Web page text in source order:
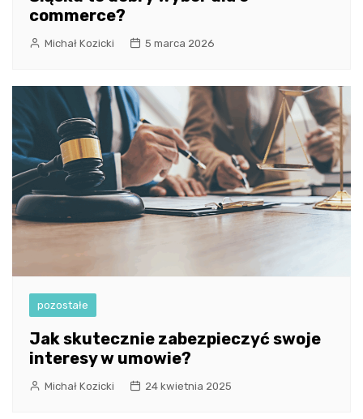
commerce?
Michał Kozicki 5 marca 2026
pozostałe
Jak skutecznie zabezpieczyć swoje
interesy w umowie?
Michał Kozicki 24 kwietnia 2025